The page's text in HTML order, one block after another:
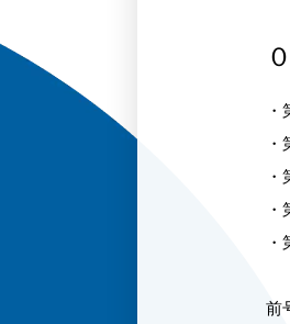
・
・
前